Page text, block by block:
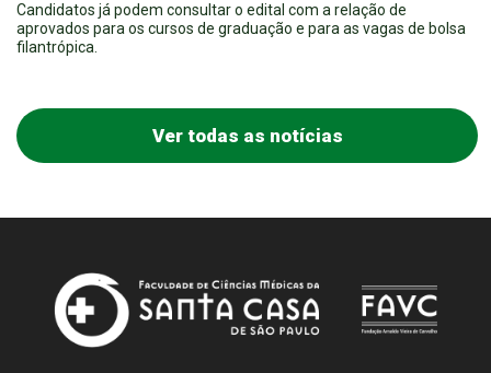
Candidatos já podem consultar o edital com a relação de
aprovados para os cursos de graduação e para as vagas de bolsa
filantrópica.
Ver todas as notícias